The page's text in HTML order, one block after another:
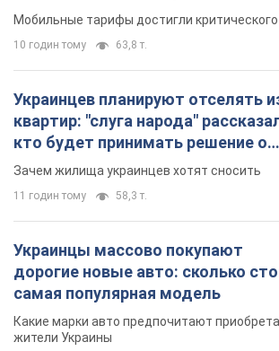
Мобильные тарифы достигли
10 годин тому 63,8 т.
Украинцев планируют отселять
квартир: "слуга народа"
кто будет принимать решение о
сносе домов
Зачем жилища украинцев хотят сносить
11 годин тому 58,3 т.
Украинцы массово покупают
дорогие новые авто: сколько
самая популярная модель
Какие марки авто предпочитают
жители Украины